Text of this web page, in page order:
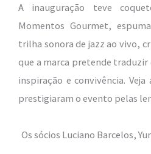
A inauguração teve
Momentos Gourmet,
trilha sonora de jazz ao vivo,
que a marca pretende traduzir
inspiração e convivência.
prestigiaram o evento pelas
Os sócios Luciano Barcelos,